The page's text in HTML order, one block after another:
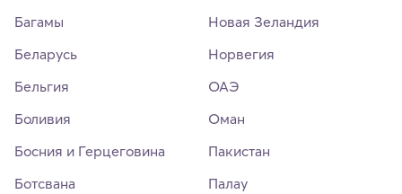
Багамы
Беларусь
Бельгия
Боливия
Босния и Герцеговина
Ботсвана
Новая Зеландия
Норвегия
ОАЭ
Оман
Пакистан
Палау